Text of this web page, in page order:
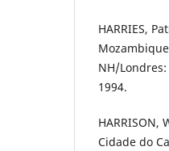
HARRIES,
NH/
1994.
HARRISON,
Cidade do